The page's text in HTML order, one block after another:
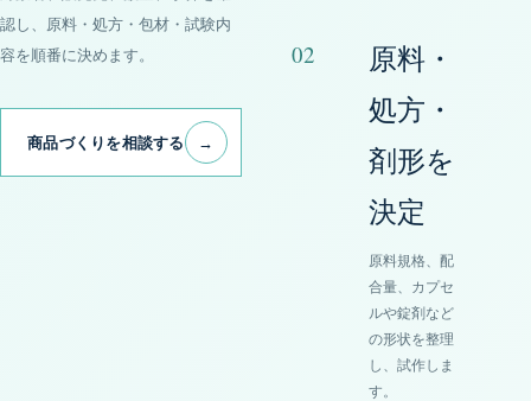
認し、原料・処方・包材・試験内
容を順番に決めます。
商品づくりを相談する →
02
原料・
処方・
剤形を
決定
原料規格、配
合量、カプセ
ルや錠剤など
の形状を整理
し、試作しま
す。